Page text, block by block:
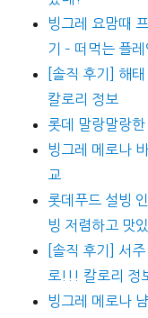
빙그레 요맘때
기 – 떠먹는 플
[솔직 후기] 해
칼로리 정보
롯데 말랑말랑
빙그레 메로나
교
롯데푸드 설빙
빙 저렴하고 맛
[솔직 후기] 서
로!!! 칼로리 정
빙그레 메로나